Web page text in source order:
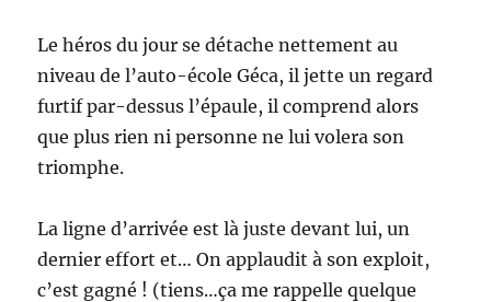
Le héros du jour se détache nettement au
niveau de l’auto-école Géca, il jette un regard
furtif par-dessus l’épaule, il comprend alors
que plus rien ni personne ne lui volera son
triomphe.
La ligne d’arrivée est là juste devant lui, un
dernier effort et… On applaudit à son exploit,
c’est gagné ! (tiens…ça me rappelle quelque